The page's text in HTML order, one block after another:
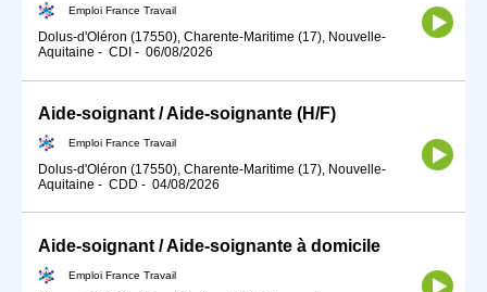
Emploi France Travail
Dolus-d'Oléron (17550), Charente-Maritime (17), Nouvelle-
Aquitaine - CDI - 06/08/2026
Aide-soignant / Aide-soignante (H/F)
Emploi France Travail
Dolus-d'Oléron (17550), Charente-Maritime (17), Nouvelle-
Aquitaine - CDD - 04/08/2026
Aide-soignant / Aide-soignante à domicile
Emploi France Travail